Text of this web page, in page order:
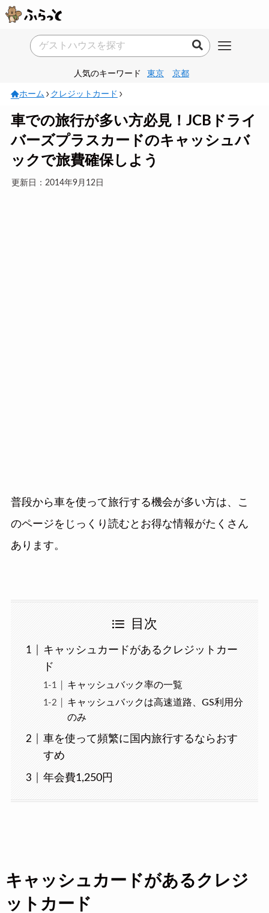
人気のキーワード 東京 京都
ホーム クレジットカード
車での旅行が多い方必見！JCBドライ
バーズプラスカードのキャッシュバ
ックで旅費確保しよう
更新日：2014年9月12日
普段から車を使って旅行する機会が多い方は、こ
のページをじっくり読むとお得な情報がたくさん
あります。
目次
キャッシュカードがあるクレジットカー
ド
キャッシュバック率の一覧
キャッシュバックは高速道路、GS利用分
のみ
車を使って頻繁に国内旅行するならおす
すめ
年会費1,250円
キャッシュカードがあるクレジ
ットカード